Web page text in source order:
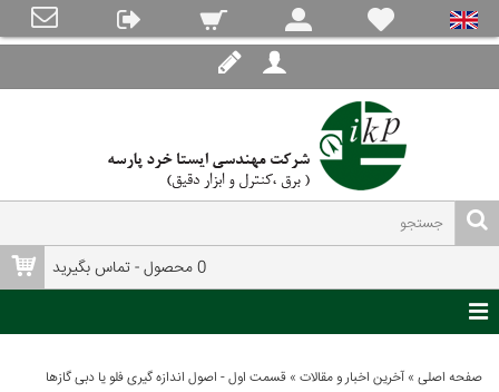
0 محصول - تماس بگیرید
صفحه اصلی » آخرین اخبار و مقالات » قسمت اول - اصول اندازه گیری فلو یا دبی گازها